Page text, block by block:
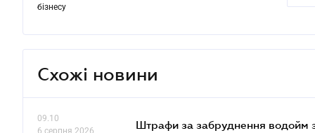
бізнесу
Схожі новини
09.10
6 серпня 2026
Штрафи за забруднення водойм